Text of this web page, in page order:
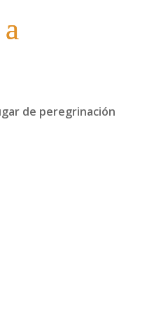
de peregrinación